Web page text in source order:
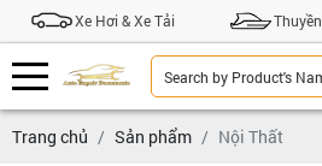
Xe Hơi & Xe Tải Thuyền
Trang chủ Sản phẩm Nội Thất